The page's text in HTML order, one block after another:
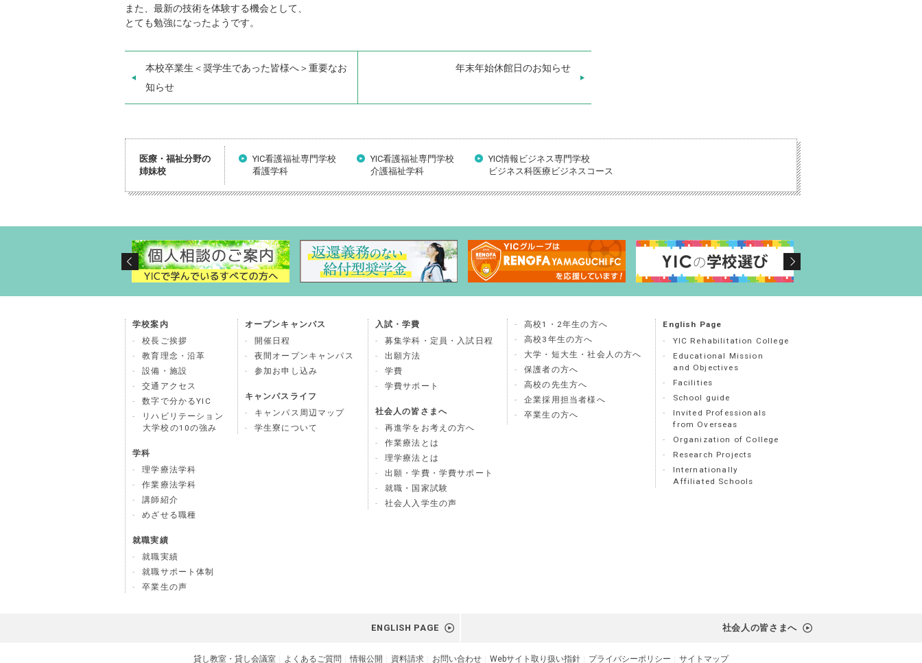
また、最新の技術を体験する機会として、
とても勉強になったようです。
本校卒業生＜奨学生であった皆様へ＞重要なお
知らせ
年末年始休館日のお知らせ
医療・福祉分野の
姉妹校
YIC看護福祉専門学校
看護学科
YIC看護福祉専門学校
介護福祉学科
YIC情報ビジネス専門学校
ビジネス科医療ビジネスコース
学校案内
校長ご挨拶
教育理念・沿革
設備・施設
交通アクセス
数字で分かるYIC
リハビリテーション
大学校の10の強み
学科
理学療法学科
作業療法学科
講師紹介
めざせる職種
就職実績
就職実績
就職サポート体制
卒業生の声
オープンキャンパス
開催日程
夜間オープンキャンパス
参加お申し込み
キャンパスライフ
キャンパス周辺マップ
学生寮について
入試・学費
募集学科・定員・入試日程
出願方法
学費
学費サポート
社会人の皆さまへ
再進学をお考えの方へ
作業療法とは
理学療法とは
出願・学費・学費サポート
就職・国家試験
社会人入学生の声
高校1・2年生の方へ
高校3年生の方へ
大学・短大生・社会人の方へ
保護者の方へ
高校の先生方へ
企業採用担当者様へ
卒業生の方へ
English Page
YIC Rehabilitation College
Educational Mission
and Objectives
Facilities
School guide
Invited Professionals
from Overseas
Organization of College
Research Projects
Internationally
Affiliated Schools
ENGLISH PAGE 社会人の皆さまへ
貸し教室・貸し会議室 よくあるご質問 情報公開 資料請求 お問い合わせ Webサイト取り扱い指針 プライバシーポリシー サイトマップ